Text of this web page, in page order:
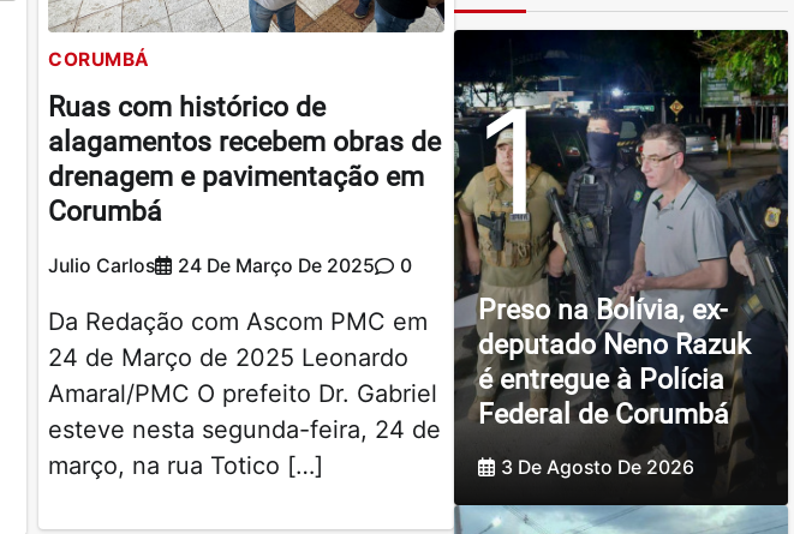
CORUMBÁ
Ruas com histórico de
alagamentos recebem obras de
drenagem e pavimentação em
Corumbá
Julio Carlos 24 De Março De 2025 0
Da Redação com Ascom PMC em
24 de Março de 2025 Leonardo
Amaral/PMC O prefeito Dr. Gabriel
esteve nesta segunda-feira, 24 de
março, na rua Totico […]
1
Preso na Bolívia, ex-
deputado Neno Razuk
é entregue à Polícia
Federal de Corumbá
3 De Agosto De 2026